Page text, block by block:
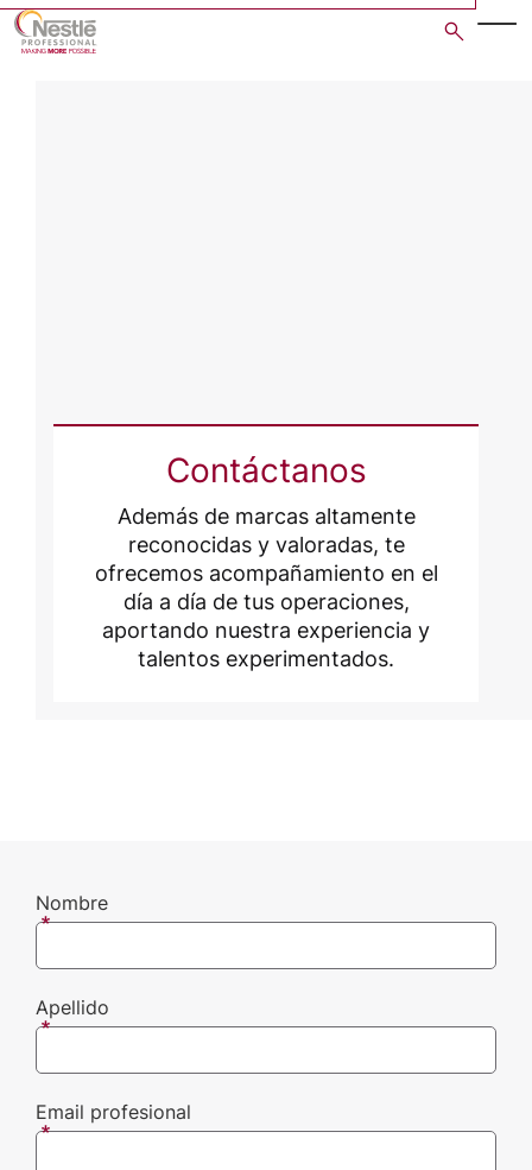
Skip
Contáctanos
Además de marcas altamente
reconocidas y valoradas, te
ofrecemos acompañamiento en el
día a día de tus operaciones,
aportando nuestra experiencia y
talentos experimentados.
Nombre
Apellido
Email profesional